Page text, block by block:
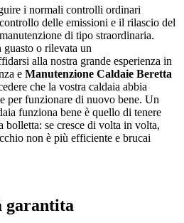
i normali controlli ordinari
delle emissioni e il rilascio del
di tipo straordinaria.
o rilevata un
alla nostra grande esperienza in
e Manutenzione Caldaie Beretta
che la vostra caldaia abbia
per funzionare di nuovo bene. Un
funziona bene è quello di tenere
bolletta: se cresce di volta in volta,
non è più efficiente e brucai
garantita